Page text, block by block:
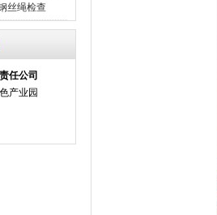
丝绳检查
任公司
产业园